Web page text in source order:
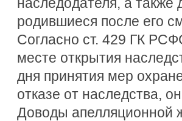
родившиеся после его
Согласно ст. 429 ГК
месте открытия
дня принятия мер
отказе от наследства,
Доводы апелляционной